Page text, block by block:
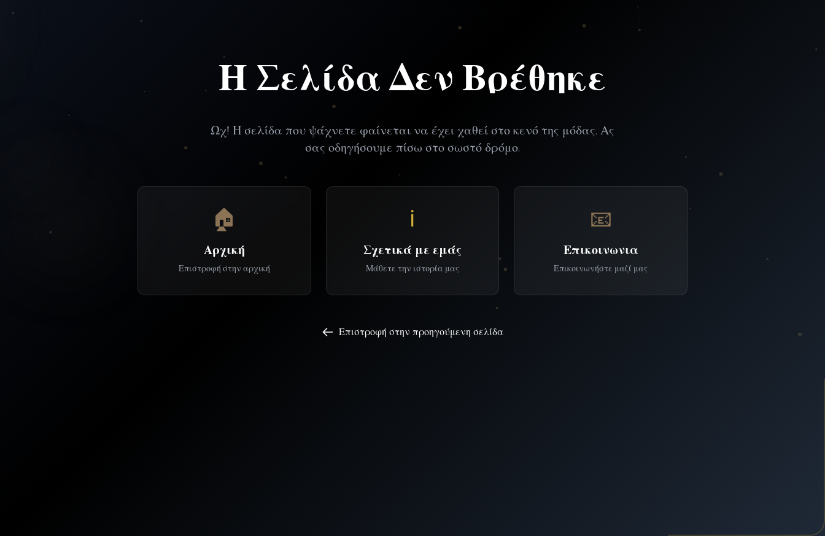
Η Σελίδα Δεν Βρέθηκε
Ωχ! Η σελίδα που ψάχνετε φαίνεται να έχει χαθεί στο κενό της μόδας. Ας
σας οδηγήσουμε πίσω στο σωστό δρόμο.
🏠
Αρχική
Επιστροφή στην αρχική
ℹ️
Σχετικά με εμάς
Μάθετε την ιστορία μας
📧
Επικοινωνια
Επικοινωνήστε μαζί μας
Επιστροφή στην προηγούμενη σελίδα